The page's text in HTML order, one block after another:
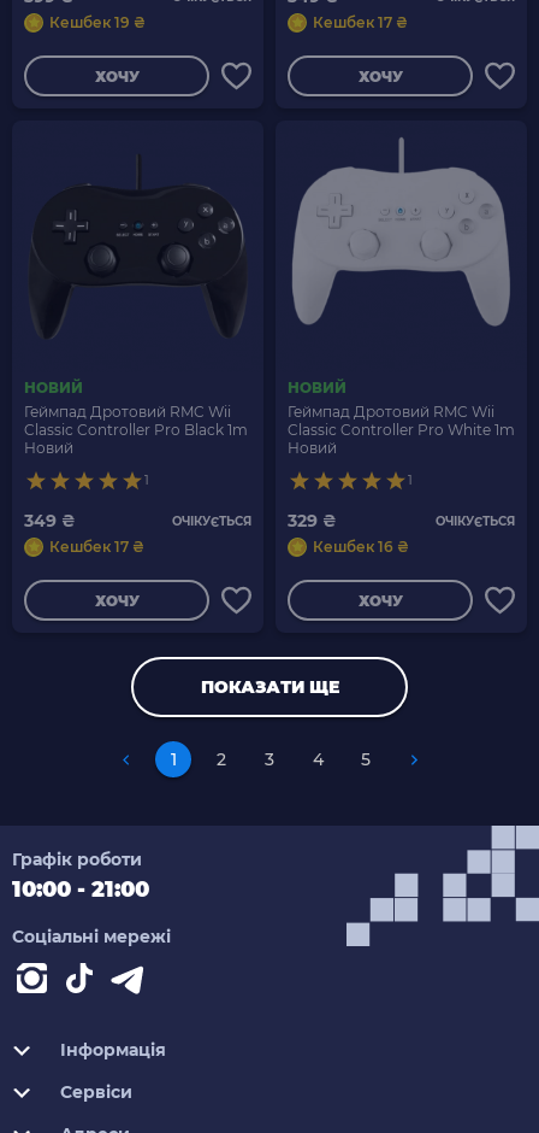
Кешбек 19 ₴
ХОЧУ
Кешбек 17 ₴
ХОЧУ
НОВИЙ
Геймпад Дротовий RMC Wii
Classic Controller Pro Black 1m
Новий
1
349 ₴ ОЧІКУЄТЬСЯ
Кешбек 17 ₴
ХОЧУ
НОВИЙ
Геймпад Дротовий RMC Wii
Classic Controller Pro White 1m
Новий
1
329 ₴ ОЧІКУЄТЬСЯ
Кешбек 16 ₴
ХОЧУ
ПОКАЗАТИ ЩЕ
1 2 3 4 5
Графік роботи
10:00 - 21:00
Соціальні мережі
Інформація
Сервіси